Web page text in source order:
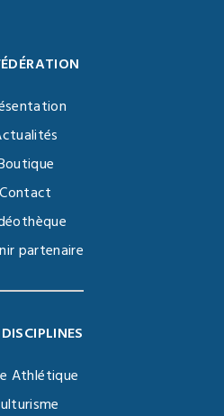
Contact
partenaire
Athlétique